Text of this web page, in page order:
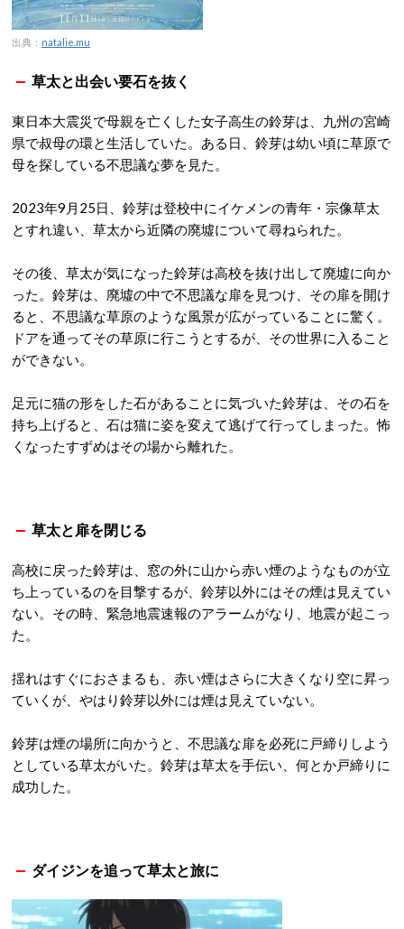
出典： natalie.mu
草太と出会い要石を抜く
東日本大震災で母親を亡くした女子高生の鈴芽は、九州の宮崎
県で叔母の環と生活していた。ある日、鈴芽は幼い頃に草原で
母を探している不思議な夢を見た。
2023年9月25日、鈴芽は登校中にイケメンの青年・宗像草太
とすれ違い、草太から近隣の廃墟について尋ねられた。
その後、草太が気になった鈴芽は高校を抜け出して廃墟に向か
った。鈴芽は、廃墟の中で不思議な扉を見つけ、その扉を開け
ると、不思議な草原のような風景が広がっていることに驚く。
ドアを通ってその草原に行こうとするが、その世界に入ること
ができない。
足元に猫の形をした石があることに気づいた鈴芽は、その石を
持ち上げると、石は猫に姿を変えて逃げて行ってしまった。怖
くなったすずめはその場から離れた。
草太と扉を閉じる
高校に戻った鈴芽は、窓の外に山から赤い煙のようなものが立
ち上っているのを目撃するが、鈴芽以外にはその煙は見えてい
ない。その時、緊急地震速報のアラームがなり、地震が起こっ
た。
揺れはすぐにおさまるも、赤い煙はさらに大きくなり空に昇っ
ていくが、やはり鈴芽以外には煙は見えていない。
鈴芽は煙の場所に向かうと、不思議な扉を必死に戸締りしよう
としている草太がいた。鈴芽は草太を手伝い、何とか戸締りに
成功した。
ダイジンを追って草太と旅に